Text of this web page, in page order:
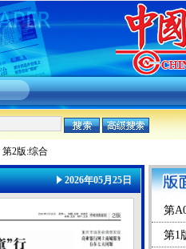
第2版:综合
2026年05月25日
第
第1